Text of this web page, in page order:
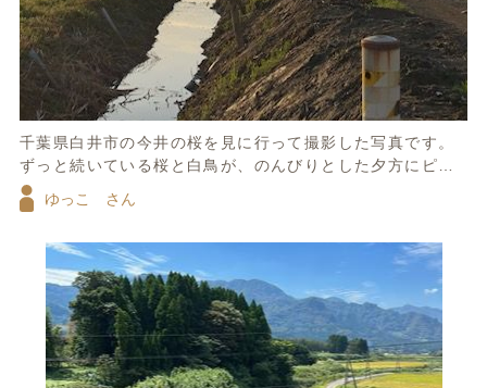
千葉県白井市の今井の桜を見に行って撮影した写真です。
ずっと続いている桜と白鳥が、のんびりとした夕方にピッ
タリで思わずシャッターを切りました。
ゆっこ さん